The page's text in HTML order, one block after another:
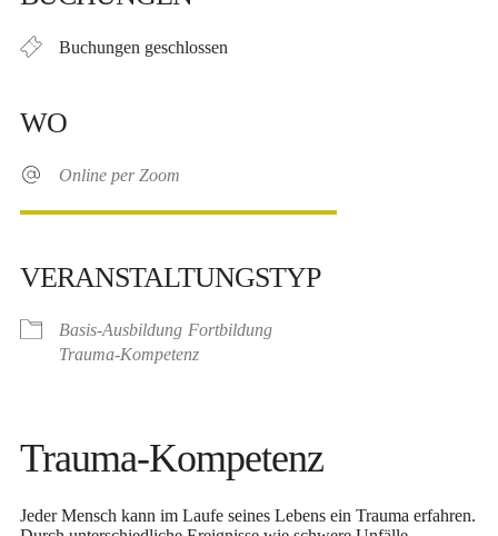
Buchungen geschlossen
WO
Online per Zoom
VERANSTALTUNGSTYP
Basis-Ausbildung Fortbildung
Trauma-Kompetenz
Trauma-Kompetenz
Jeder Mensch kann im Laufe seines Lebens ein Trauma erfahren.